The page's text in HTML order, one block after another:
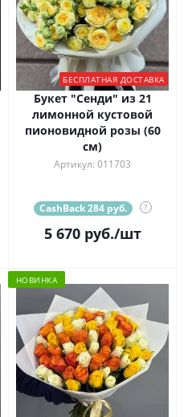
БЕСПЛАТНАЯ ДОСТАВКА
Букет "Сенди" из 21
лимонной кустовой
пионовидной розы (60
см)
Артикул: 011703
CashBack 284 руб. ?
5 670руб./шт
НОВИНКА